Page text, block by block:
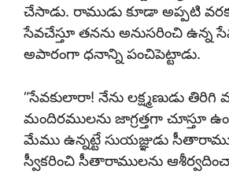
చేసాడు. రాముడు కూడా అప్పటి
సేవచేస్తూ తనను అనుసరించి ఉన్న
అపారంగా ధనాన్ని పంచిపెట్టాడు.
“సేవకులారా! నేను లక్ష్మణుడు
మందిరములను జాగ్రత్తగా చూస్తూ
మేము ఉన్నట్టే సుయజ్ఞుడు
స్వీకరించి సీతారాములను